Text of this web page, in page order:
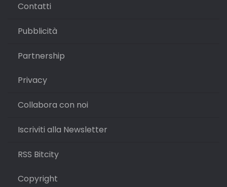
Contatti
Pubblicità
Partnership
Privacy
Collabora con noi
Iscriviti alla Newsletter
RSS Bitcity
Copyright